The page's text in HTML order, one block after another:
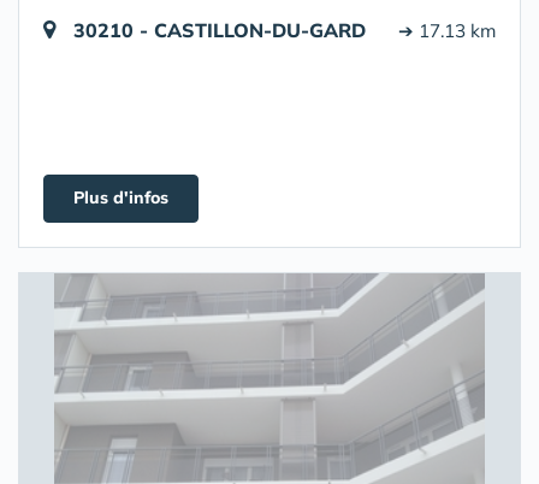
30210 - CASTILLON-DU-GARD ➔ 17.13 km
Plus d'infos